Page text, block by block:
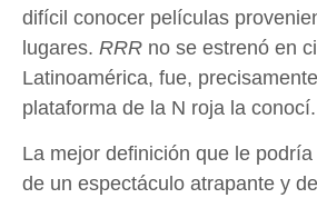
difícil conocer películas
lugares. RRR no se estrenó en
Latinoamérica, fue,
plataforma de la N roja la conocí.
La mejor definición que le
de un espectáculo atrapante y